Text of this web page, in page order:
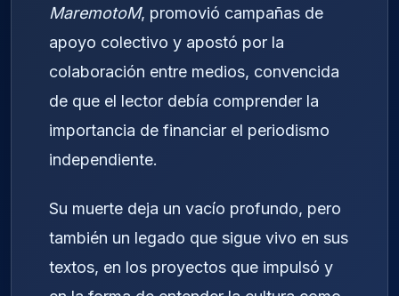
MaremotoM, promovió campañas de
apoyo colectivo y apostó por la
colaboración entre medios, convencida
de que el lector debía comprender la
importancia de financiar el periodismo
independiente.
Su muerte deja un vacío profundo, pero
también un legado que sigue vivo en sus
textos, en los proyectos que impulsó y